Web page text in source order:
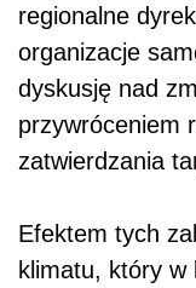
regionalne
organizacje
dyskusję nad
przywróceniem
zatwierdzania
Efektem tych
klimatu, który w